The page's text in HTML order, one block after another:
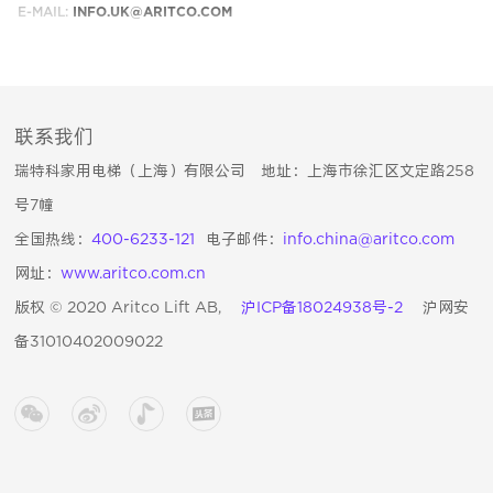
E-MAIL: INFO.UK@ARITCO.COM
联系我们
瑞特科家用电梯（上海）有限公司 地址：上海市徐汇区文定路258
号7幢
全国热线：400-6233-121 电子邮件： info.china@aritco.com
网址：www.aritco.com.cn
版权 © 2020 Aritco Lift AB,沪ICP备18024938号-2 沪网安
备31010402009022